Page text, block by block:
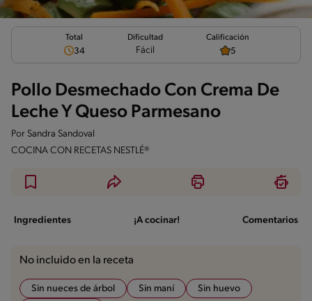
Total
34
Dificultad
Fácil
Calificación
5
Pollo Desmechado Con Crema De
Leche Y Queso Parmesano
Por Sandra Sandoval
COCINA CON RECETAS NESTLÉ®
Ingredientes ¡A cocinar! Comentarios
No incluido en la receta
Sin nueces de árbol Sin maní
Sin huevo